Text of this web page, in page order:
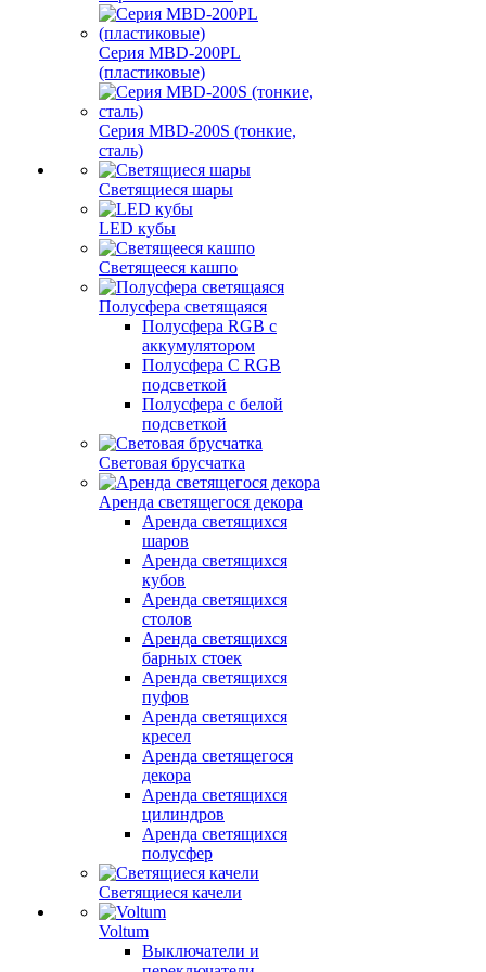
Серия MBD-200PL
(пластиковые)
Серия MBD-200S (тонкие,
сталь)
Светящиеся шары
LED кубы
Светящееся кашпо
Полусфера светящаяся
Полусфера RGB с
аккумулятором
Полусфера С RGB
подсветкой
Полусфера с белой
подсветкой
Световая брусчатка
Аренда светящегося декора
Аренда светящихся
шаров
Аренда светящихся
кубов
Аренда светящихся
столов
Аренда светящихся
барных стоек
Аренда светящихся
пуфов
Аренда светящихся
кресел
Аренда светящегося
декора
Аренда светящихся
цилиндров
Аренда светящихся
полусфер
Светящиеся качели
Voltum
Выключатели и